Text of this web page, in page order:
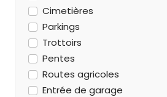
Cimetières
Parkings
Trottoirs
Pentes
Routes agricoles
Entrée de garage